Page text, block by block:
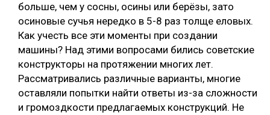
больше, чем у сосны, осины или берёзы, зато
осиновые сучья нередко в 5-8 раз толще еловых.
Как учесть все эти моменты при создании
машины? Над этими вопросами бились советские
конструкторы на протяжении многих лет.
Рассматривались различные варианты, многие
оставляли попытки найти ответы из-за сложности
и громоздкости предлагаемых конструкций. Не